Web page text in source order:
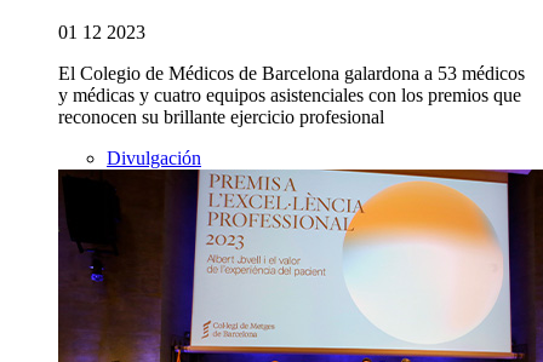
01 12 2023
El Colegio de Médicos de Barcelona galardona a 53 médicos
y médicas y cuatro equipos asistenciales con los premios que
reconocen su brillante ejercicio profesional
Divulgación